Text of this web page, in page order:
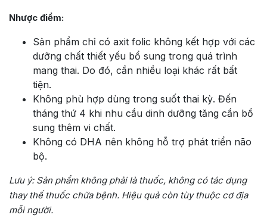
Nhược điểm:
Sản phẩm chỉ có axit folic không kết hợp với các
dưỡng chất thiết yếu bổ sung trong quá trình
mang thai. Do đó, cần nhiều loại khác rất bất
tiện.
Không phù hợp dùng trong suốt thai kỳ. Đến
tháng thứ 4 khi nhu cầu dinh dưỡng tăng cần bổ
sung thêm vi chất.
Không có DHA nên không hỗ trợ phát triển não
bộ.
Lưu ý:Sản phẩm không phải là thuốc, không có tác dụng
thay thế thuốc chữa bệnh. Hiệu quả còn tùy thuộc cơ địa
mỗi người.